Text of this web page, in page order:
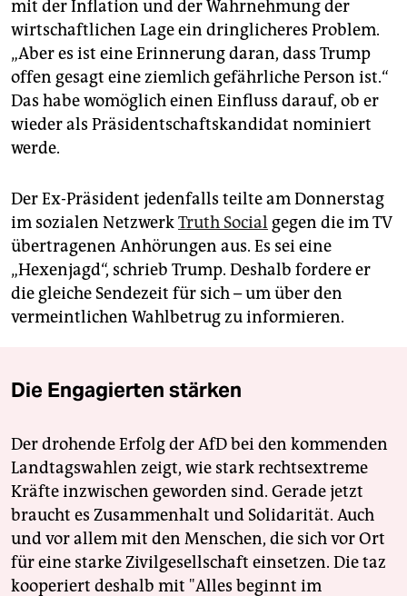
mit der Inflation und der Wahrnehmung der
wirtschaftlichen Lage ein dringlicheres Problem.
„Aber es ist eine Erinnerung daran, dass Trump
offen gesagt eine ziemlich gefährliche Person ist.“
Das habe womöglich einen Einfluss darauf, ob er
wieder als Präsidentschaftskandidat nominiert
werde.
Der Ex-Präsident jedenfalls teilte am Donnerstag
im sozialen NetzwerkTruth Social gegen die im TV
übertragenen Anhörungen aus. Es sei eine
„Hexenjagd“, schrieb Trump. Deshalb fordere er
die gleiche Sendezeit für sich – um über den
vermeintlichen Wahlbetrug zu informieren.
Die Engagierten stärken
Der drohende Erfolg der AfD bei den kommenden
Landtagswahlen zeigt, wie stark rechtsextreme
Kräfte inzwischen geworden sind. Gerade jetzt
braucht es Zusammenhalt und Solidarität. Auch
und vor allem mit den Menschen, die sich vor Ort
für eine starke Zivilgesellschaft einsetzen. Die taz
kooperiert deshalb mit "Alles beginnt im